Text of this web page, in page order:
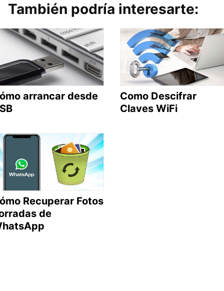
También podría interesarte:
arrancar desde
Como Descifrar
Claves WiFi
Recuperar Fotos
de